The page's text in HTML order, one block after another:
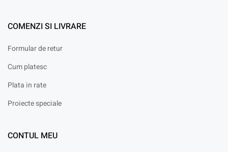
COMENZI SI LIVRARE
Formular de retur
Cum platesc
Plata in rate
Proiecte speciale
CONTUL MEU